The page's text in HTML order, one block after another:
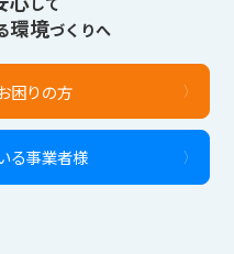
環境づくりへ
困りの方
る事業者様